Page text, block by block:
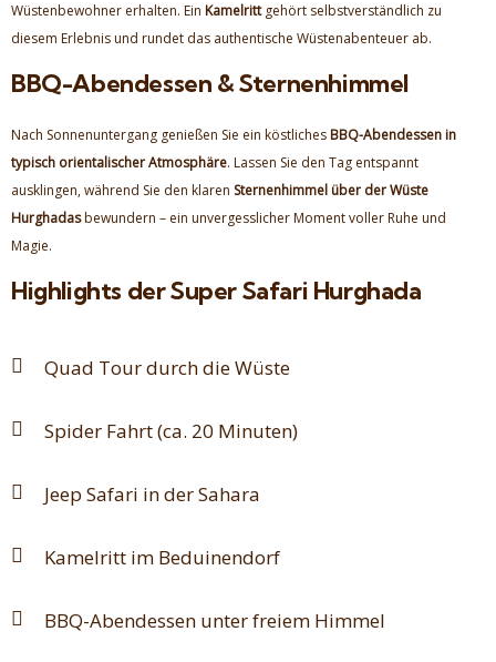
Wüstenbewohner erhalten. Ein Kamelrittgehört selbstverständlich zu
diesem Erlebnis und rundet das authentische Wüstenabenteuer ab.
BBQ-Abendessen & Sternenhimmel
Nach Sonnenuntergang genießen Sie ein köstlichesBBQ-Abendessen in
typisch orientalischer Atmosphäre. Lassen Sie den Tag entspannt
ausklingen, während Sie den klaren Sternenhimmel über der Wüste
Hurghadasbewundern – ein unvergesslicher Moment voller Ruhe und
Magie.
Highlights der Super Safari Hurghada
Quad Tour durch die Wüste
Spider Fahrt (ca. 20 Minuten)
Jeep Safari in der Sahara
Kamelritt im Beduinendorf
BBQ-Abendessen unter freiem Himmel